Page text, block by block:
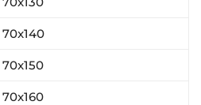
70x140
70x150
70x160